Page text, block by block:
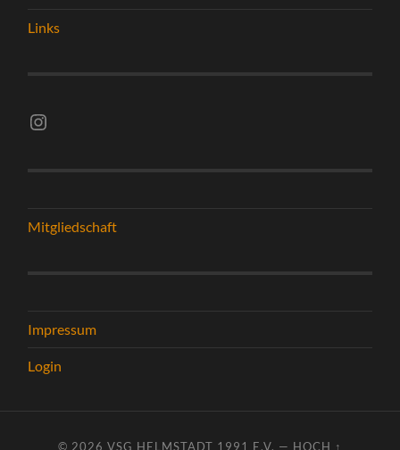
Links
Instagram vsghelmstadt.volleyball
Mitgliedschaft
Impressum
Login
© 2026 VSG HELMSTADT 1991 E.V. — HOCH ↑